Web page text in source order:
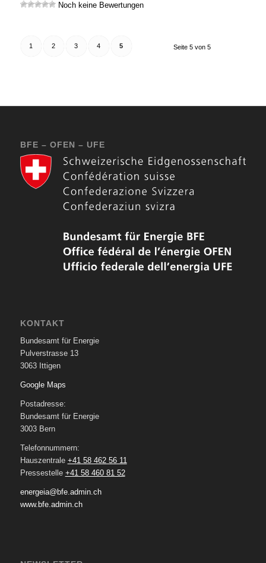
Noch keine Bewertungen
Seite 5 von 5
1 2 3 4 5
BFE – OFEN – UFE
KONTAKT
Bundesamt für Energie
Pulverstrasse 13
3063 Ittigen
Google Maps
Postadresse:
Bundesamt für Energie
3003 Bern
Telefonnummern:
Hauszentrale +41 58 462 56 11
Pressestelle +41 58 460 81 52
energeia@bfe.admin.ch
www.bfe.admin.ch